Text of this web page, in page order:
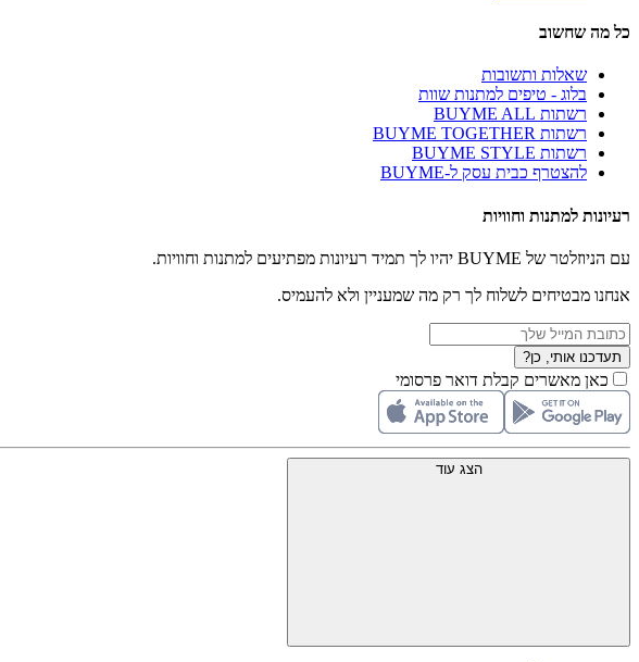
כל מה שחשוב
שאלות ותשובות
בלוג - טיפים למתנות שוות
רשתות BUYME ALL
רשתות BUYME TOGETHER
רשתות BUYME STYLE
להצטרף כבית עסק ל-BUYME
רעיונות למתנות וחוויות
עם הניוזלטר של BUYME יהיו לך תמיד רעיונות מפתיעים למתנות וחוויות.
אנחנו מבטיחים לשלוח לך רק מה שמעניין ולא להעמיס.
תעדכנו אותי, כן?
כאן מאשרים קבלת דואר פרסומי
הצג עוד